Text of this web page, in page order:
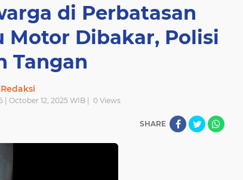
di Perbatasan
Motor Dibakar, Polisi
Tangan
Redaksi
| October 12, 2025 WIB | 0 Views
SHARE